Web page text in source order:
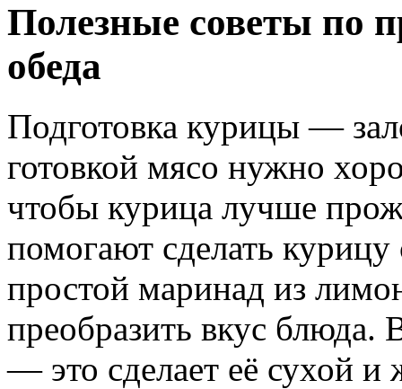
Полезные советы по
обеда
Подготовка курицы —
готовкой мясо нужно
чтобы курица лучше
помогают сделать
простой маринад из
преобразить вкус блюда.
— это сделает её сухой и